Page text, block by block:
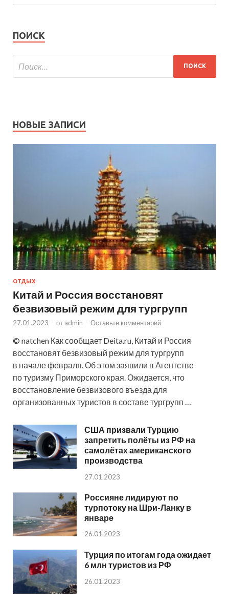
ПОИСК
НОВЫЕ ЗАПИСИ
ОТДЫХ
Китай и Россия восстановят
безвизовый режим для тургрупп
27.01.2023 - от admin - Оставьте комментарий
© natchen Как сообщает Deita.ru, Китай и Россия
восстановят безвизовый режим для тургрупп
в начале февраля. Об этом заявили в Агентстве
по туризму Приморского края. Ожидается, что
восстановление безвизового въезда для
организованных туристов в составе тургрупп …
США призвали Турцию
запретить полёты из РФ на
самолётах американского
производства
27.01.2023
Россияне лидируют по
турпотоку на Шри-Ланку в
январе
26.01.2023
Турция по итогам года ожидает
6 млн туристов из РФ
26.01.2023